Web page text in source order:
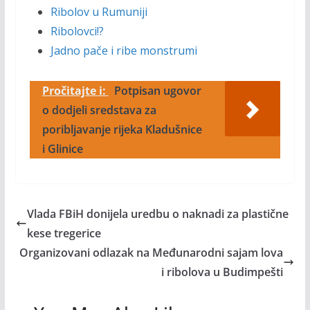
Ribolov u Rumuniji
Ribolovci!?
Jadno pače i ribe monstrumi
Pročitajte i:
Potpisan ugovor
o dodjeli sredstava za
poribljavanje rijeka Kladušnice
i Glinice
Vlada FBiH donijela uredbu o naknadi za plastične
kese tregerice
Organizovani odlazak na Međunarodni sajam lova
i ribolova u Budimpešti